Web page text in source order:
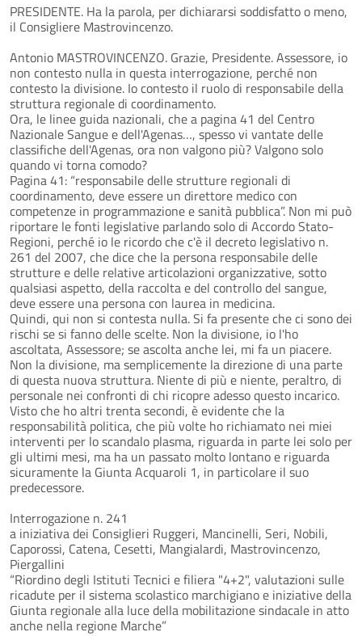
PRESIDENTE. Ha la parola, per dichiararsi soddisfatto o meno,
il Consigliere Mastrovincenzo.
Antonio MASTROVINCENZO. Grazie, Presidente. Assessore, io
non contesto nulla in questa interrogazione, perché non
contesto la divisione. Io contesto il ruolo di responsabile della
struttura regionale di coordinamento.
Ora, le linee guida nazionali, che a pagina 41 del Centro
Nazionale Sangue e dell'Agenas…, spesso vi vantate delle
classifiche dell'Agenas, ora non valgono più? Valgono solo
quando vi torna comodo?
Pagina 41: “responsabile delle strutture regionali di
coordinamento, deve essere un direttore medico con
competenze in programmazione e sanità pubblica”. Non mi può
riportare le fonti legislative parlando solo di Accordo Stato-
Regioni, perché io le ricordo che c'è il decreto legislativo n.
261 del 2007, che dice che la persona responsabile delle
strutture e delle relative articolazioni organizzative, sotto
qualsiasi aspetto, della raccolta e del controllo del sangue,
deve essere una persona con laurea in medicina.
Quindi, qui non si contesta nulla. Si fa presente che ci sono dei
rischi se si fanno delle scelte. Non la divisione, io l'ho
ascoltata, Assessore; se ascolta anche lei, mi fa un piacere.
Non la divisione, ma semplicemente la direzione di una parte
di questa nuova struttura. Niente di più e niente, peraltro, di
personale nei confronti di chi ricopre adesso questo incarico.
Visto che ho altri trenta secondi, è evidente che la
responsabilità politica, che più volte ho richiamato nei miei
interventi per lo scandalo plasma, riguarda in parte lei solo per
gli ultimi mesi, ma ha un passato molto lontano e riguarda
sicuramente la Giunta Acquaroli 1, in particolare il suo
predecessore.
Interrogazione n. 241
a iniziativa dei Consiglieri Ruggeri, Mancinelli, Seri, Nobili,
Caporossi, Catena, Cesetti, Mangialardi, Mastrovincenzo,
Piergallini
“Riordino degli Istituti Tecnici e filiera "4+2", valutazioni sulle
ricadute per il sistema scolastico marchigiano e iniziative della
Giunta regionale alla luce della mobilitazione sindacale in atto
anche nella regione Marche”